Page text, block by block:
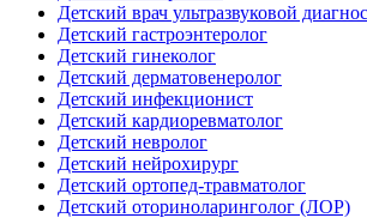
Детский врач ультразвуковой
Детский гастроэнтеролог
Детский гинеколог
Детский дерматовенеролог
Детский инфекционист
Детский кардиоревматолог
Детский невролог
Детский нейрохирург
Детский ортопед-травматолог
Детский оториноларинголог (ЛОР)